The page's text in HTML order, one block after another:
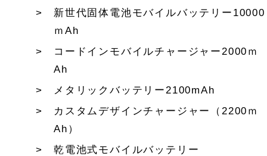
新世代固体電池モバイルバッテリー10000
ｍAh
コードインモバイルチャージャー2000ｍ
Ah
メタリックバッテリー2100mAh
カスタムデザインチャージャー（2200ｍ
Ah）
乾電池式モバイルバッテリー